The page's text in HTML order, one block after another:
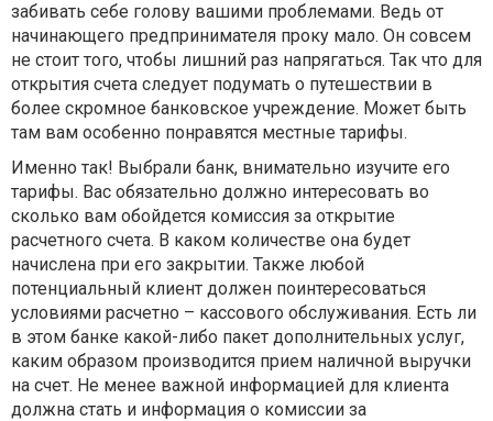
забивать себе голову вашими проблемами. Ведь от
начинающего предпринимателя проку мало. Он совсем
не стоит того, чтобы лишний раз напрягаться. Так что для
открытия счета следует подумать о путешествии в
более скромное банковское учреждение. Может быть
там вам особенно понравятся местные тарифы.
Именно так! Выбрали банк, внимательно изучите его
тарифы. Вас обязательно должно интересовать во
сколько вам обойдется комиссия за открытие
расчетного счета. В каком количестве она будет
начислена при его закрытии. Также любой
потенциальный клиент должен поинтересоваться
условиями расчетно – кассового обслуживания. Есть ли
в этом банке какой-либо пакет дополнительных услуг,
каким образом производится прием наличной выручки
на счет. Не менее важной информацией для клиента
должна стать и информация о комиссии за